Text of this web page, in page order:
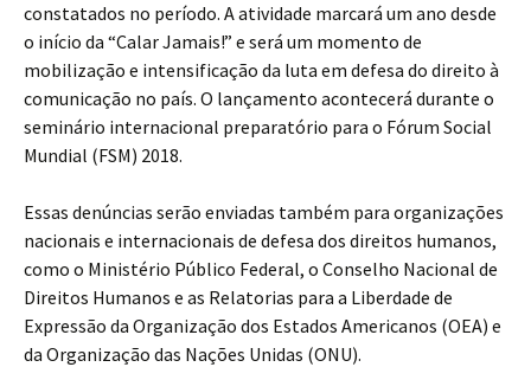
constatados no período. A atividade marcará um ano desde
o início da “Calar Jamais!” e será um momento de
mobilização e intensificação da luta em defesa do direito à
comunicação no país. O lançamento acontecerá durante o
seminário internacional preparatório para o Fórum Social
Mundial (FSM) 2018.
Essas denúncias serão enviadas também para organizações
nacionais e internacionais de defesa dos direitos humanos,
como o Ministério Público Federal, o Conselho Nacional de
Direitos Humanos e as Relatorias para a Liberdade de
Expressão da Organização dos Estados Americanos (OEA) e
da Organização das Nações Unidas (ONU).